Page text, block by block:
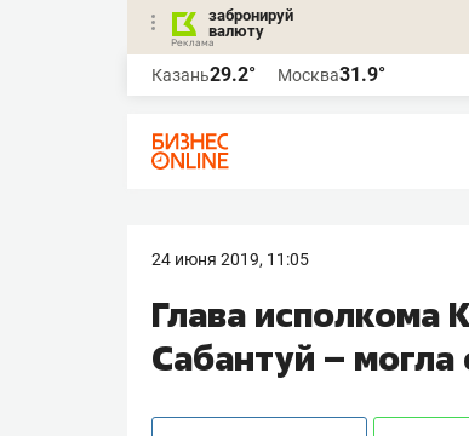
забронируй
валюту
Казань29.2° Москва31.9°
24 июня 2019, 11:05
Глава исполкома
Сабантуй – могла